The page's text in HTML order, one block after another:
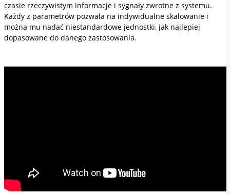
czasie rzeczywistym informacje i sygnały zwrotne z systemu.
Każdy z parametrów pozwala na indywidualne skalowanie i
można mu nadać niestandardowe jednostki, jak najlepiej
dopasowane do danego zastosowania.